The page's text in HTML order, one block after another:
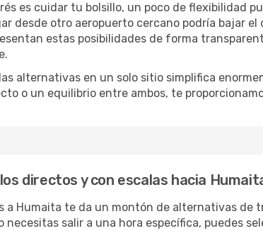
es cuidar tu bolsillo, un poco de flexibilidad
desde otro aeropuerto cercano podría bajar
estas posibilidades de forma
alternativas en un solo sitio simplifica
o un equilibrio entre ambos, te
directos y con escalas hacia
a Humaita te da un montón de alternativas de
necesitas salir a una hora específica, puedes